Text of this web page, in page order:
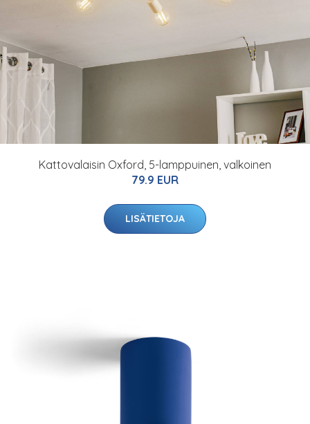
Kattovalaisin Oxford, 5-lamppuinen, valkoinen
79.9 EUR
LISÄTIETOJA